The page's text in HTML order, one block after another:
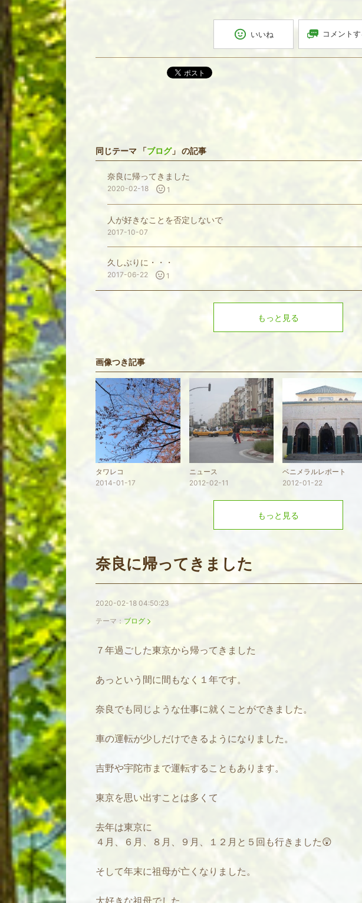
いいね コメント
ポスト
同じテーマ 「ブログ」 の記事
奈良に帰ってきました
2020-02-18 1
人が好きなことを否定しないで
2017-10-07
久しぶりに・・・
2017-06-22 1
もっと見る
画像つき記事
タワレコ
2014-01-17
ニュース
2012-02-11
ベニメラルレポート
2012-01-22
もっと見る
奈良に帰ってきました
2020-02-18 04:50:23
テーマ： ブログ
７年過ごした東京から帰ってきました
あっという間に間もなく１年です。
奈良でも同じような仕事に就くことができました。
車の運転が少しだけできるようになりました。
吉野や宇陀市まで運転することもあります。
東京を思い出すことは多くて
去年は東京に
４月、６月、８月、９月、１２月と５回も行きました😲
そして年末に祖母が亡くなりました。
大好きな祖母でした。